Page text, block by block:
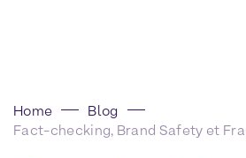
Home
Blog